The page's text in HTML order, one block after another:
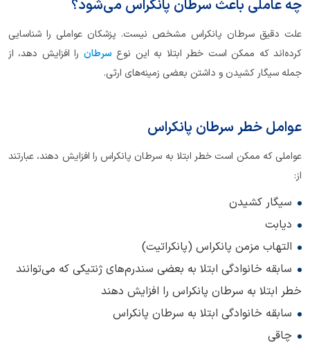
چه عاملی باعث سرطان پانکراس می‌شود؟
علت دقیق سرطان پانکراس مشخص نیست. پزشکان عواملی را شناسایی
کرده‌اند که ممکن است خطر ابتلا به این نوع سرطان را افزایش دهد، از
جمله سیگار کشیدن و داشتن بعضی زمینه‌های ارثی.
عوامل خطر سرطان پانکراس
عواملی که ممکن است خطر ابتلا به سرطان پانکراس را افزایش دهند، عبارتند
از:
سیگار کشیدن
دیابت
التهاب مزمن پانکراس (پانکراتیت)
سابقه خانوادگی ابتلا به بعضی سندرم‌های ژنتیکی که می‌توانند
خطر ابتلا به سرطان پانکراس را افزایش دهند
سابقه خانوادگی ابتلا به سرطان پانکراس
چاقی